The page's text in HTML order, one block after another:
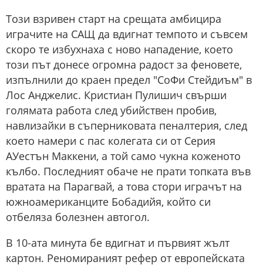
Този взривен старт на срещата амбицира
играчите на САЩ да вдигнат темпото и съвсем
скоро те избухнаха с ново нападение, което
този път донесе огромна радост за феновете,
изпълнили до краен предел "СоФи Стейдиъм" в
Лос Анджелис. Кристиан Пулишич свърши
голямата работа след убийствен пробив,
навлизайки в съперниковата пеналтерия, след
което намери с пас колегата си от Серия
АУестън Маккени, а той само чукна коженото
кълбо. Последният обаче не прати топката във
вратата на Парагвай, а това стори играчът на
южноамериканците Бобадийя, който си
отбеляза болезнен автогол.
В 10-ата минута бе вдигнат и първият жълт
картон. Реномираният рефер от европейската